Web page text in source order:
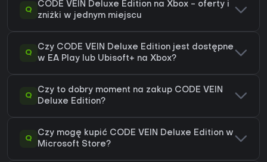
Q
CODE VEIN Deluxe Edition na Xbox - oferty i
zniżki w jednym miejscu
Q
Czy CODE VEIN Deluxe Edition jest dostępne
w EA Play lub Ubisoft+ na Xbox?
Q
Czy to dobry moment na zakup CODE VEIN
Deluxe Edition?
Q
Czy mogę kupić CODE VEIN Deluxe Edition w
Microsoft Store?